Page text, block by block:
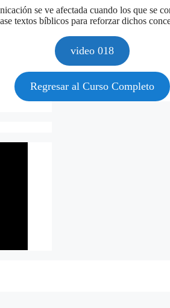
se ve afectada cuando los que se
textos bíblicos para reforzar dichos
video 018
Regresar al Curso Completo